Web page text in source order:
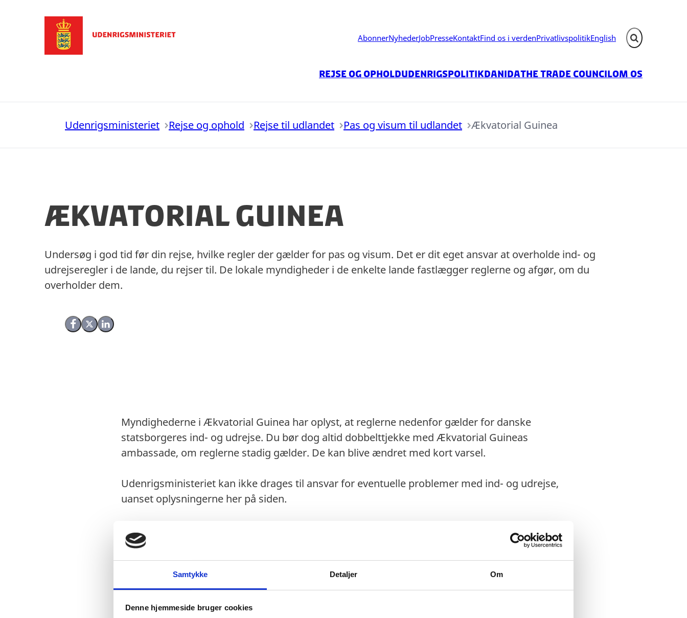
Samtykke Detaljer Om
Denne hjemmeside bruger cookies
AbonnerNyhederJobPresseKontaktFind os i verdenPrivatlivspolitikEnglish Fold søgefelt ud
Rejse og opholdUdenrigspolitikDanidaThe Trade CouncilOm os
Udenrigsministeriet Rejse og ophold Rejse til udlandet Pas og visum til udlandet Ækvatorial Guinea
Ækvatorial Guinea
Del på Facebook
Del på X (Twitter)
Del på LinkedIn
Undersøg i god tid før din rejse, hvilke regler der gælder for pas og visum. Det er dit eget ansvar at overholde ind- og
udrejseregler i de lande, du rejser til. De lokale myndigheder i de enkelte lande fastlægger reglerne og afgør, om du
overholder dem.
Myndighederne i Ækvatorial Guinea har oplyst, at reglerne nedenfor gælder for danske
statsborgeres ind- og udrejse. Du bør dog altid dobbelttjekke med Ækvatorial Guineas
ambassade, om reglerne stadig gælder. De kan blive ændret med kort varsel.
Udenrigsministeriet kan ikke drages til ansvar for eventuelle problemer med ind- og udrejse,
uanset oplysningerne her på siden.
Visumpligt. Visum kan søges eller ved Ækvatorial Guineas ambassade i Bruxelles.